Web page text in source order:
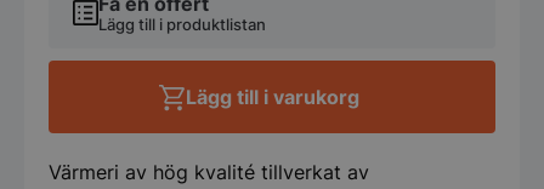
mängd
Lägg till i produktlistan
Lägg till i varukorg
Värmeri av hög kvalité tillverkat av